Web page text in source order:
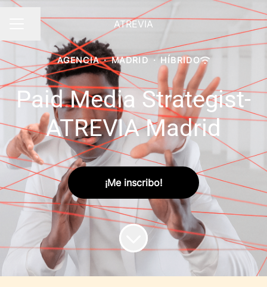
MENÚ DE EMPLEO ATREVIA
Compartir página
AGENCIA · MADRID · HÍBRIDO
Paid Media Strategist-
ATREVIA Madrid
¡Me inscribo!